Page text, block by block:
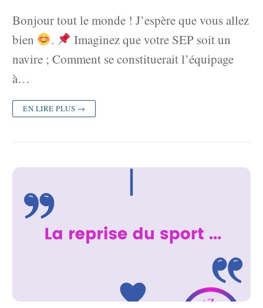
Bonjour tout le monde ! J’espère que vous allez
bien
.
Imaginez que votre SEP soit un
navire ; Comment se constituerait l’équipage
à…
EN LIRE PLUS →